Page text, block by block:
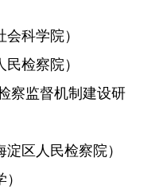
科学院）
检察院）
监督机制建设研
区人民检察院）